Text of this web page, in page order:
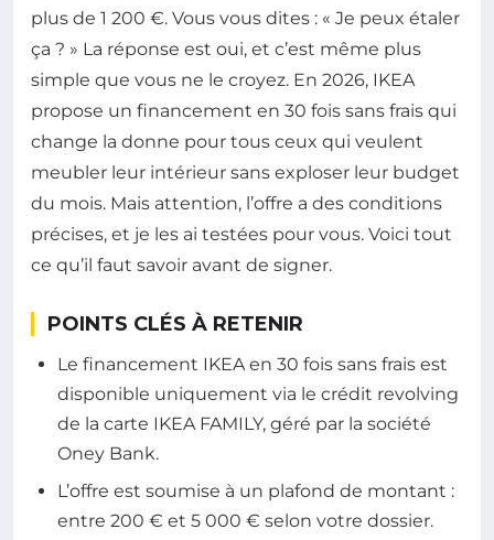
plus de 1 200 €. Vous vous dites : « Je peux étaler
ça ? » La réponse est oui, et c’est même plus
simple que vous ne le croyez. En 2026, IKEA
propose un financement en 30 fois sans frais qui
change la donne pour tous ceux qui veulent
meubler leur intérieur sans exploser leur budget
du mois. Mais attention, l’offre a des conditions
précises, et je les ai testées pour vous. Voici tout
ce qu’il faut savoir avant de signer.
POINTS CLÉS À RETENIR
Le financement IKEA en 30 fois sans frais est
disponible uniquement via le crédit revolving
de la carte IKEA FAMILY, géré par la société
Oney Bank.
L’offre est soumise à un plafond de montant :
entre 200 € et 5 000 € selon votre dossier.